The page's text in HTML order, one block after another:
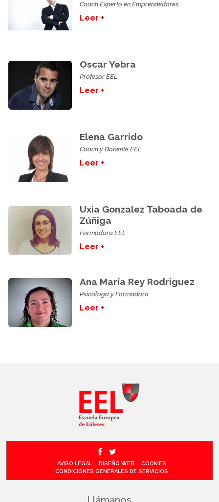
Coach Experto en Emprendedores
Leer +
Oscar Yebra
Profesor EEL
Leer +
Elena Garrido
Coach y Docente EEL
Leer +
Uxia Gonzalez Taboada de
Zúñiga
Formadora EEL
Leer +
Ana María Rey Rodriguez
Psicóloga y Formadora
Leer +
AVISO LEGAL DISEÑO WEB
COOKIES
CONDICIONES GENERALES DE SERVICIOS